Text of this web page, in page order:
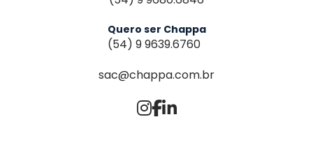
Quero ser Chappa
(54) 9 9639.6760
sac@chappa.com.br